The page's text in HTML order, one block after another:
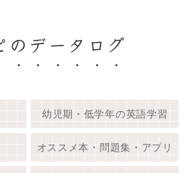
のデータログ
幼児期・低学年の英語学習
オススメ本・問題集・アプリ